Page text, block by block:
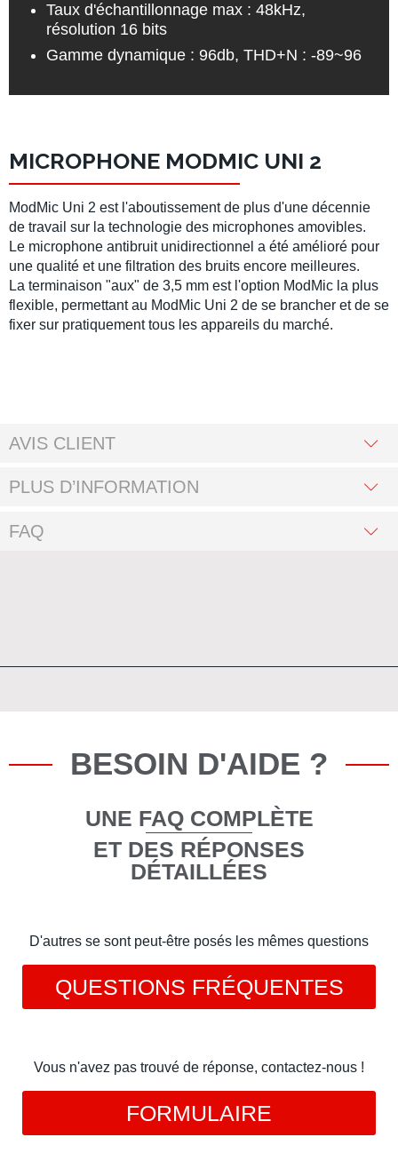
Taux d'échantillonnage max : 48kHz,
résolution 16 bits
Gamme dynamique : 96db, THD+N : -89~96
MICROPHONE MODMIC UNI 2
ModMic Uni 2 est l'aboutissement de plus d'une décennie
de travail sur la technologie des microphones amovibles.
Le microphone antibruit unidirectionnel a été amélioré pour
une qualité et une filtration des bruits encore meilleures.
La terminaison "aux" de 3,5 mm est l'option ModMic la plus
flexible, permettant au ModMic Uni 2 de se brancher et de se
fixer sur pratiquement tous les appareils du marché.
AVIS CLIENT
PLUS D’INFORMATION
FAQ
BESOIN D'AIDE ?
UNE FAQ COMPLÈTE
ET DES RÉPONSES
DÉTAILLÉES
D'autres se sont peut-être posés les mêmes questions
QUESTIONS FRÉQUENTES
Vous n'avez pas trouvé de réponse, contactez-nous !
FORMULAIRE